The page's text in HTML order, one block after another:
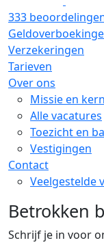
333
Verzekeringen
Tarieven
Over ons
Missie en
Alle vacatures
Toezicht en
Vestigingen
Contact
Veelgestelde
Betrokken
Schrijf je in voor